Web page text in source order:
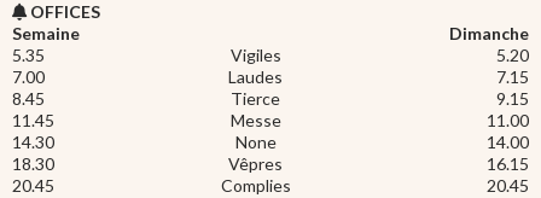
OFFICES
Semaine
Dimanche
5.35
Vigiles
5.20
7.00
Laudes
7.15
8.45
Tierce
9.15
11.45
Messe
11.00
14.30
None
14.00
18.30
Vêpres
16.15
20.45
Complies 20.45